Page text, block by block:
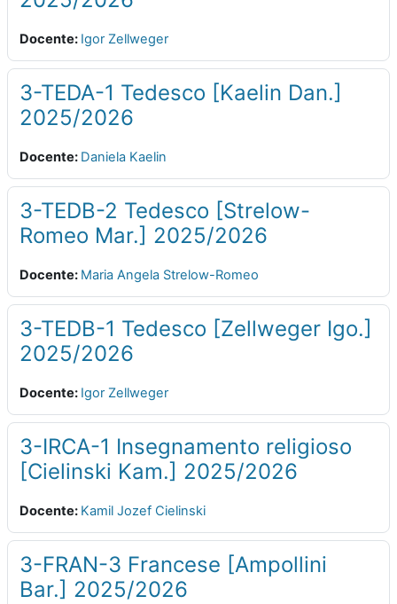
Docente: Igor Zellweger
3-TEDA-1 Tedesco [Kaelin Dan.]
2025/2026
Docente: Daniela Kaelin
3-TEDB-2 Tedesco [Strelow-
Romeo Mar.] 2025/2026
Docente: Maria Angela Strelow-Romeo
3-TEDB-1 Tedesco [Zellweger Igo.]
2025/2026
Docente: Igor Zellweger
3-IRCA-1 Insegnamento religioso
[Cielinski Kam.] 2025/2026
Docente: Kamil Jozef Cielinski
3-FRAN-3 Francese [Ampollini
Bar.] 2025/2026